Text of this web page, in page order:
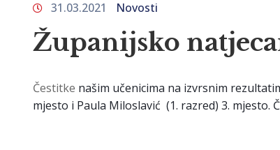
31.03.2021 Novosti
Županijsko
Čestitke našim učenicima na izvrsnim
mjesto i Paula Miloslavić (1. razred) 3. mjesto.